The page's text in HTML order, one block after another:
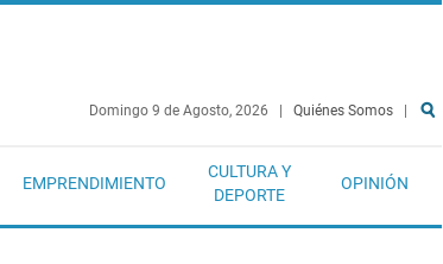
Domingo 9 de Agosto, 2026 Quiénes Somos
EMPRENDIMIENTO
CULTURA Y
DEPORTE
OPINIÓN